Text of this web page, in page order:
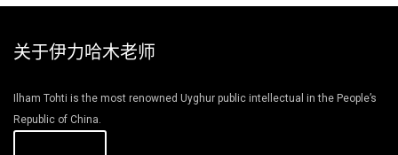
关于伊力哈木老师
Ilham Tohti is the most renowned Uyghur public intellectual in the People’s
Republic of China.